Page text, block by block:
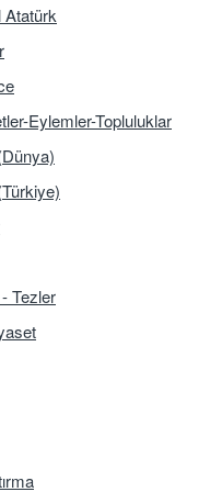
Atatürk
Eylemler-Topluluklar
Tezler